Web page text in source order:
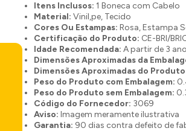
Itens Inclusos: 1 Boneca com Cabelo
Material: Vinil,pe, Tecido
Cores Ou Estampas: Rosa, Estampa
Certificação do Produto: CE-BRI/
Idade Recomendada: A partir de 3
Dimensões Aproximadas da
Dimensões Aproximadas do
Peso do Produto com Embalagem:
Peso do Produto sem Embalagem:
Código do Fornecedor: 3069
Aviso: Imagem meramente ilustrativa
Garantia: 90 dias contra defeito de